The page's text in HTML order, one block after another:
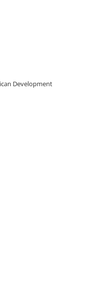
Development